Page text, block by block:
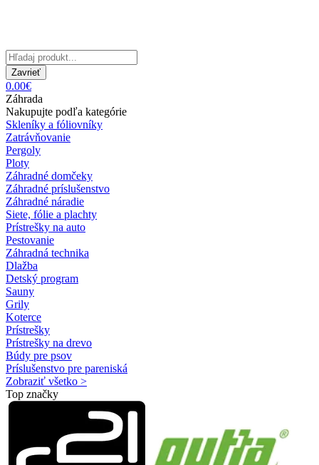
Zavrieť
0.00€
Záhrada
Nakupujte podľa kategórie
Skleníky a fóliovníky
Zatrávňovanie
Pergoly
Ploty
Záhradné domčeky
Záhradné príslušenstvo
Záhradné náradie
Siete, fólie a plachty
Prístrešky na auto
Pestovanie
Záhradná technika
Dlažba
Detský program
Sauny
Grily
Koterce
Prístrešky
Prístrešky na drevo
Búdy pre psov
Príslušenstvo pre pareniská
Zobraziť všetko >
Top značky